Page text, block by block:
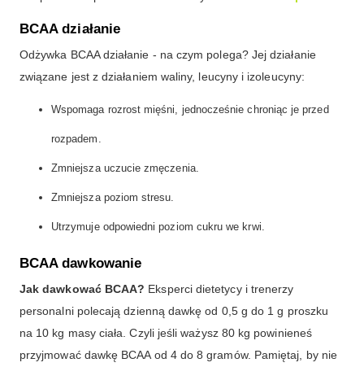
BCAA działanie
Odżywka BCAA działanie - na czym polega? Jej działanie
związane jest z działaniem waliny, leucyny i izoleucyny:
Wspomaga rozrost mięśni, jednocześnie chroniąc je przed
rozpadem.
Zmniejsza uczucie zmęczenia.
Zmniejsza poziom stresu.
Utrzymuje odpowiedni poziom cukru we krwi.
BCAA dawkowanie
Jak dawkować BCAA? Eksperci dietetycy i trenerzy
personalni polecają dzienną dawkę od 0,5 g do 1 g proszku
na 10 kg masy ciała. Czyli jeśli ważysz 80 kg powinieneś
przyjmować dawkę BCAA od 4 do 8 gramów. Pamiętaj, by nie